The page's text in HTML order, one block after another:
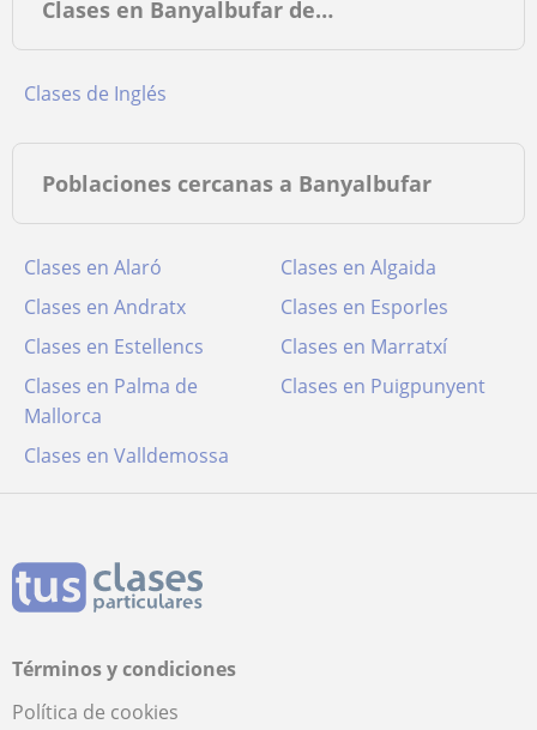
Clases en Banyalbufar de…
Clases de Inglés
Poblaciones cercanas a Banyalbufar
Clases en Alaró
Clases en Algaida
Clases en Andratx
Clases en Esporles
Clases en Estellencs
Clases en Marratxí
Clases en Palma de
Mallorca
Clases en Puigpunyent
Clases en Valldemossa
Términos y condiciones
Política de cookies